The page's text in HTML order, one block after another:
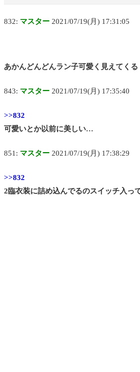
832: マスター 2021/07/19(月) 17:31:05
あかんどんどんラン子可愛く見えてくる
843: マスター 2021/07/19(月) 17:35:40
>>832
可愛いとか以前に美しい…
851: マスター 2021/07/19(月) 17:38:29
>>832
2臨衣装に詰め込んでるのスイッチ入っ